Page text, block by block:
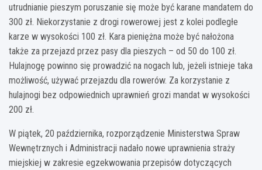
utrudnianie pieszym poruszanie się może być karane mandatem do
300 zł. Niekorzystanie z drogi rowerowej jest z kolei podległe
karze w wysokości 100 zł. Kara pieniężna może być nałożona
także za przejazd przez pasy dla pieszych – od 50 do 100 zł.
Hulajnogę powinno się prowadzić na nogach lub, jeżeli istnieje taka
możliwość, używać przejazdu dla rowerów. Za korzystanie z
hulajnogi bez odpowiednich uprawnień grozi mandat w wysokości
200 zł.
W piątek, 20 października, rozporządzenie Ministerstwa Spraw
Wewnętrznych i Administracji nadało nowe uprawnienia straży
miejskiej w zakresie egzekwowania przepisów dotyczących